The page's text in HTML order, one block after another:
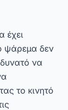
έχει
ψάρεμα δεν
να
το κινητό